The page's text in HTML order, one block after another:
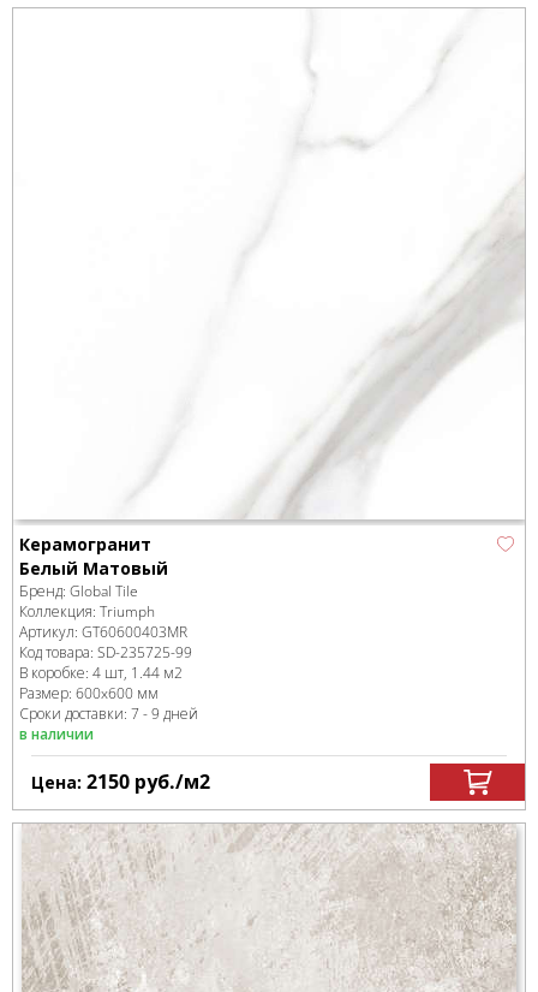
Керамогранит
Белый Матовый
Бренд: Global Tile
Коллекция: Triumph
Артикул: GT60600403MR
Код товара: SD-235725-99
В коробке: 4 шт, 1.44 м2
Размер: 600x600 мм
Сроки доставки: 7 - 9 дней
в наличии
Цена: 2150 руб./м2